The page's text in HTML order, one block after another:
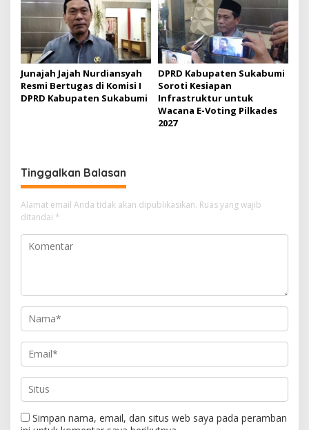
Junajah Jajah Nurdiansyah
Resmi Bertugas di Komisi I
DPRD Kabupaten Sukabumi
DPRD Kabupaten Sukabumi
Soroti Kesiapan
Infrastruktur untuk
Wacana E-Voting Pilkades
2027
Tinggalkan Balasan
Alamat email Anda tidak akan dipublikasikan. Ruas yang wajib
ditandai *
Simpan nama, email, dan situs web saya pada peramban